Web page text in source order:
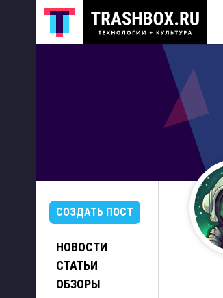
СОЗДАТЬ ПОСТ
НОВОСТИ
СТАТЬИ
ОБЗОРЫ